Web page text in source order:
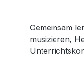
Gemeinsam
musizieren,